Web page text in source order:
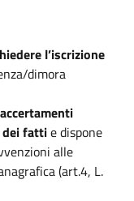
l’iscrizione
dimora
dei fattie dispone
alle
(art.4, L.